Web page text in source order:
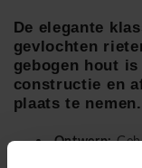
De elegante
gevlochten
gebogen hout
constructie en
plaats te nemen.
Ontwerp: